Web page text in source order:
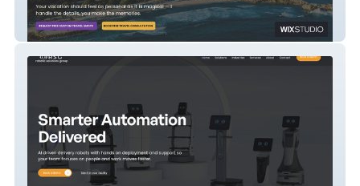
Ashley Ridgeway Travels MMT